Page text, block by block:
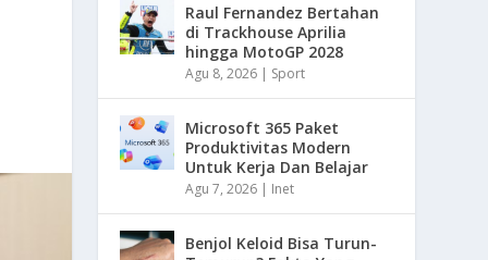
Raul Fernandez Bertahan
di Trackhouse Aprilia
hingga MotoGP 2028
Agu 8, 2026 | Sport
Microsoft 365 Paket
Produktivitas Modern
Untuk Kerja Dan Belajar
Agu 7, 2026 | Inet
Benjol Keloid Bisa Turun-